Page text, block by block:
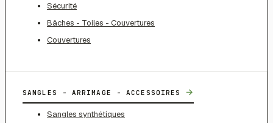
Sécurité
Bâches - Toiles - Couvertures
Couvertures
SANGLES - ARRIMAGE - ACCESSOIRES →
Sangles synthétiques